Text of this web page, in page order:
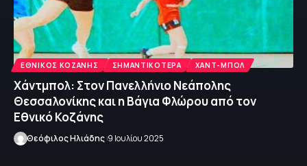
ΕΘΝΙΚΌΣ ΚΟΖΆΝΗΣ ΣΗΜΑΝΤΙΚΌΤΕΡΑ ΧΑΝΤ-ΜΠΟΛ
Χάντμπολ: Στον Πανελλήνιο Νεάπολης
Θεσσαλονίκης και η Βάγια Φλώρου από τον
Εθνικό Κοζάνης
Θεόφιλος Ηλιάδης 9 Ιουλίου 2025